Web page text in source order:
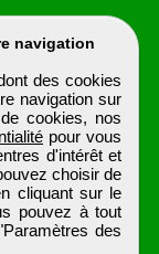
navigation
des cookies
navigation sur
cookies, nos
pour vous
d'intérêt et
choisir de
cliquant sur le
pouvez à tout
des